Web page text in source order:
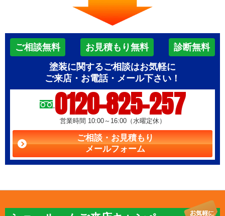
ご相談無料 お見積もり無料
診断無料
塗装に関するご相談はお気軽に
ご来店・お電話・メール下さい！
0120-825-257
営業時間 10:00～16:00（水曜定休）
ご相談・お見積もり
メールフォーム